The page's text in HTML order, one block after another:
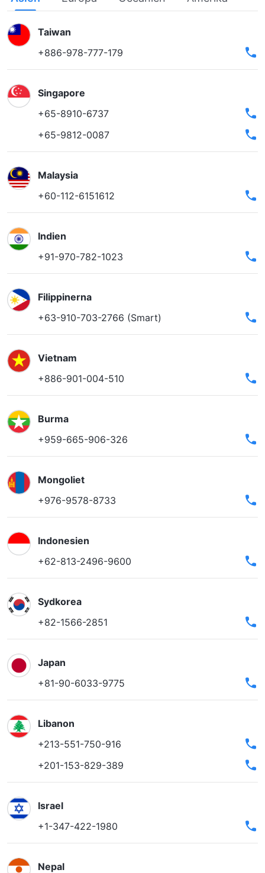
Taiwan
+886-978-777-179
Singapore
+65-8910-6737
+65-9812-0087
Malaysia
+60-112-6151612
Indien
+91-970-782-1023
Filippinerna
+63-910-703-2766 (Smart)
Vietnam
+886-901-004-510
Burma
+959-665-906-326
Mongoliet
+976-9578-8733
Indonesien
+62-813-2496-9600
Sydkorea
+82-1566-2851
Japan
+81-90-6033-9775
Libanon
+213-551-750-916
+201-153-829-389
Israel
+1-347-422-1980
Nepal